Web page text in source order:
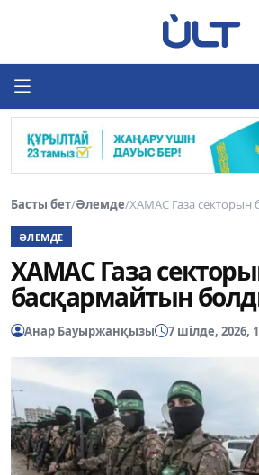
Басты бет/Әлемде/ХАМАС Газа секторын
ӘЛЕМДЕ
ХАМАС Газа
басқармайтын
Анар Бауыржанқызы 7 шілде, 2026,